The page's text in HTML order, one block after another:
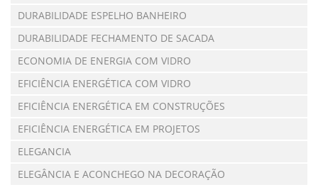
DURABILIDADE ESPELHO BANHEIRO
DURABILIDADE FECHAMENTO DE SACADA
ECONOMIA DE ENERGIA COM VIDRO
EFICIÊNCIA ENERGÉTICA COM VIDRO
EFICIÊNCIA ENERGÉTICA EM CONSTRUÇÕES
EFICIÊNCIA ENERGÉTICA EM PROJETOS
ELEGANCIA
ELEGÂNCIA E ACONCHEGO NA DECORAÇÃO